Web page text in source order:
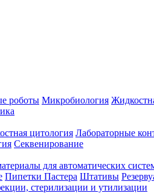
роботы Микробиология
цитология Лабораторные
Секвенирование
для автоматических
Пипетки Пастера Штативы
стерилизации и утилизации